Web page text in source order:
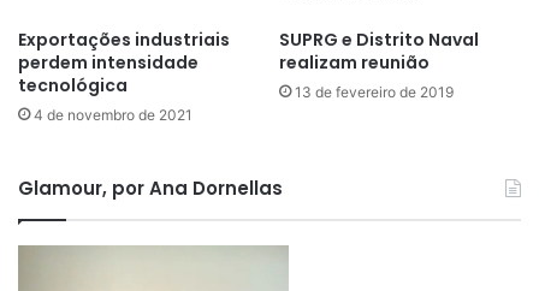
Exportações industriais
perdem intensidade
tecnológica
4 de novembro de 2021
SUPRG e Distrito Naval
realizam reunião
13 de fevereiro de 2019
Glamour, por Ana Dornellas